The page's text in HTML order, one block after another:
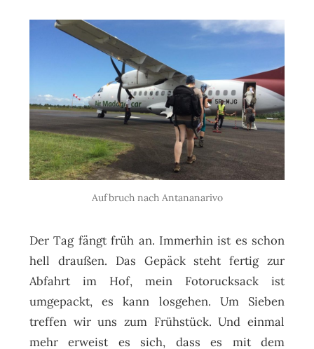
Aufbruch nach Antananarivo
Der Tag fängt früh an. Immerhin ist es schon
hell draußen. Das Gepäck steht fertig zur
Abfahrt im Hof, mein Fotorucksack ist
umgepackt, es kann losgehen. Um Sieben
treffen wir uns zum Frühstück. Und einmal
mehr erweist es sich, dass es mit dem